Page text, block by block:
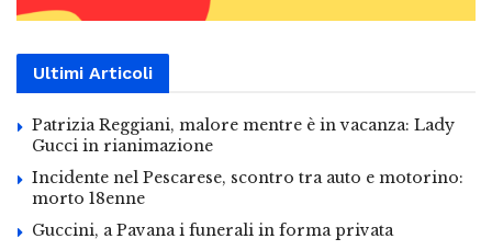
Ultimi Articoli
Patrizia Reggiani, malore mentre è in vacanza: Lady
Gucci in rianimazione
Incidente nel Pescarese, scontro tra auto e motorino:
morto 18enne
Guccini, a Pavana i funerali in forma privata